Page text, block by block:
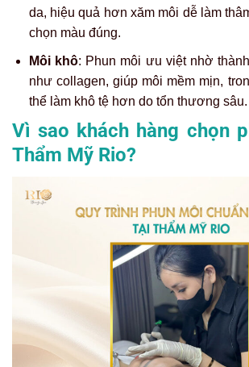
da, hiệu quả hơn xăm môi dễ làm
chọn màu đúng.
Môi khô: Phun môi ưu việt nhờ
như collagen, giúp môi mềm mịn,
thể làm khô tệ hơn do tổn thương sâu.
Vì sao khách hàng chọn
Thẩm Mỹ Rio?